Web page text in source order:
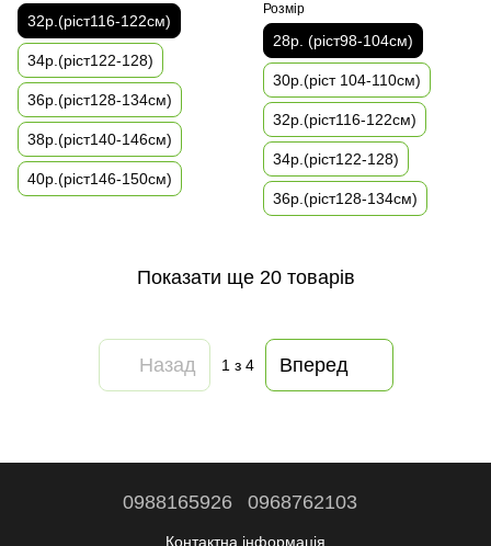
32р.(ріст116-122см)
34р.(ріст122-128)
36р.(ріст128-134см)
38р.(ріст140-146см)
40р.(ріст146-150см)
Розмір
28р. (ріст98-104см)
30р.(ріст 104-110см)
32р.(ріст116-122см)
34р.(ріст122-128)
36р.(ріст128-134см)
Показати ще 20 товарів
Назад 1з 4 Вперед
0988165926 0968762103
Контактна інформація